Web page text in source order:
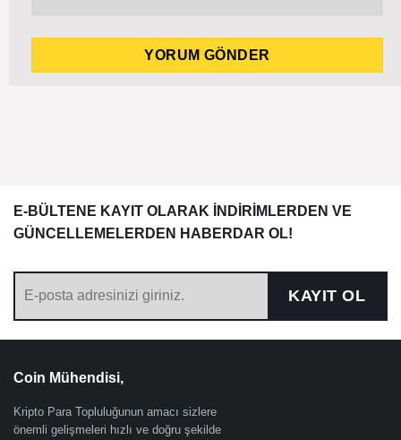
E-BÜLTENE KAYIT OLARAK İNDİRİMLERDEN VE
GÜNCELLEMELERDEN HABERDAR OL!
KAYIT OL
Coin Mühendisi,
Kripto Para Topluluğunun amacı sizlere
önemli gelişmeleri hızlı ve doğru şekilde